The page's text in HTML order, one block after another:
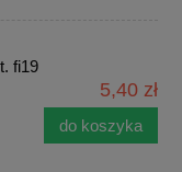
fi19
5,40 zł
do koszyka